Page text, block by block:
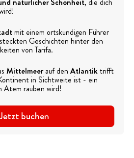
natürlicher Schönheit, die dich
mit einem ortskundigen Führer
Geschichten hinter den
von Tarifa.
Mittelmeerauf den Atlantiktrifft
in Sichtweite ist - ein
Atem rauben wird!
buchen